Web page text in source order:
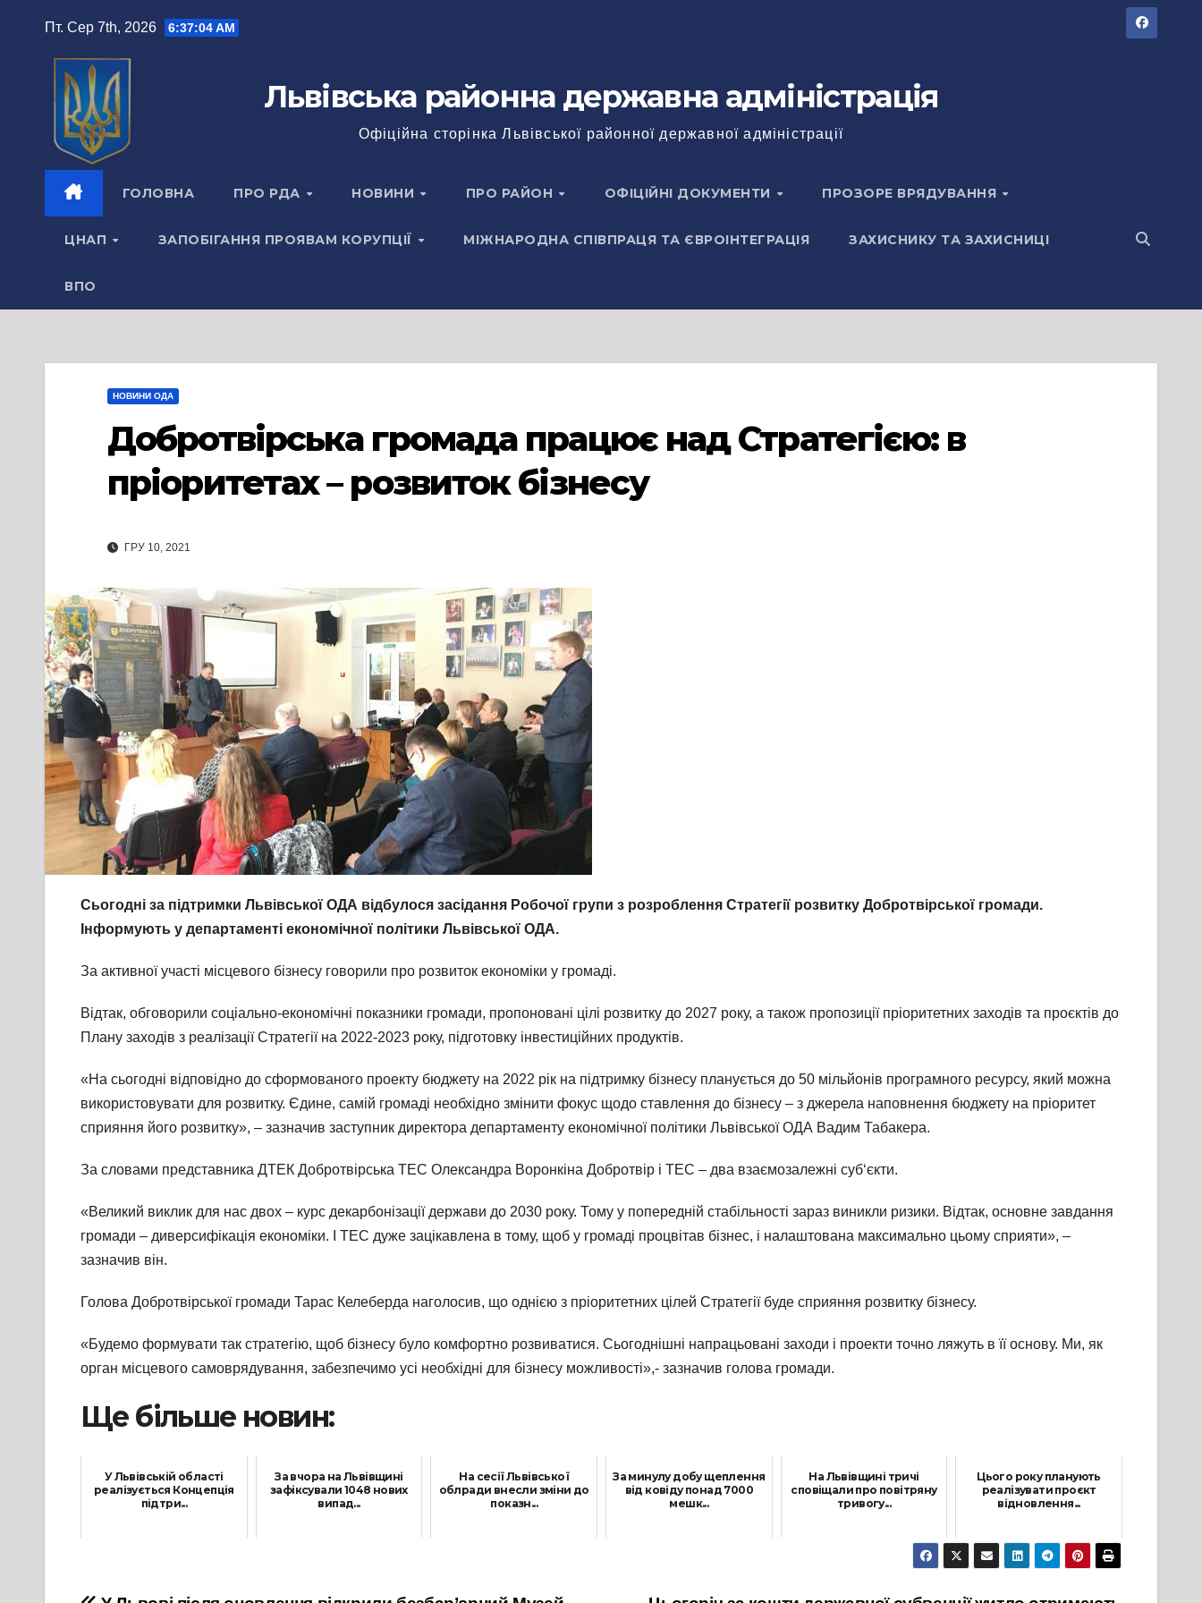
Пт. Сер 7th, 2026 6:37:04 AM
Львівська районна державна адміністрація
Офіційна сторінка Львівської районної державної адміністрації
ГОЛОВНА ПРО РДА НОВИНИ ПРО РАЙОН ОФІЦІЙНІ ДОКУМЕНТИ ПРОЗОРЕ ВРЯДУВАННЯ
ЦНАП ЗАПОБІГАННЯ ПРОЯВАМ КОРУПЦІЇ МІЖНАРОДНА СПІВПРАЦЯ ТА ЄВРОІНТЕГРАЦІЯ ЗАХИСНИКУ ТА ЗАХИСНИЦІ
ВПО
НОВИНИ ОДА
Добротвірська громада працює над Стратегією: в
пріоритетах – розвиток бізнесу
ГРУ 10, 2021
Сьогодні за підтримки Львівської ОДА відбулося засідання Робочої групи з розроблення Стратегії розвитку Добротвірської громади.
Інформують у департаменті економічної політики Львівської ОДА.
За активної участі місцевого бізнесу говорили про розвиток економіки у громаді.
Відтак, обговорили соціально-економічні показники громади, пропоновані цілі розвитку до 2027 року, а також пропозиції пріоритетних заходів та проєктів до
Плану заходів з реалізації Стратегії на 2022-2023 року, підготовку інвестиційних продуктів.
«На сьогодні відповідно до сформованого проекту бюджету на 2022 рік на підтримку бізнесу планується до 50 мільйонів програмного ресурсу, який можна
використовувати для розвитку. Єдине, самій громаді необхідно змінити фокус щодо ставлення до бізнесу – з джерела наповнення бюджету на пріоритет
сприяння його розвитку», – зазначив заступник директора департаменту економічної політики Львівської ОДА Вадим Табакера.
За словами представника ДТЕК Добротвірська ТЕС Олександра Воронкіна Добротвір і ТЕС – два взаємозалежні суб‘єкти.
«Великий виклик для нас двох – курс декарбонізації держави до 2030 року. Тому у попередній стабільності зараз виникли ризики. Відтак, основне завдання
громади – диверсифікація економіки. І ТЕС дуже зацікавлена в тому, щоб у громаді процвітав бізнес, і налаштована максимально цьому сприяти», –
зазначив він.
Голова Добротвірської громади Тарас Келеберда наголосив, що однією з пріоритетних цілей Стратегії буде сприяння розвитку бізнесу.
«Будемо формувати так стратегію, щоб бізнесу було комфортно розвиватися. Сьогоднішні напрацьовані заходи і проекти точно ляжуть в її основу. Ми, як
орган місцевого самоврядування, забезпечимо усі необхідні для бізнесу можливості»,- зазначив голова громади.
Ще більше новин:
У Львівській області
реалізується Концепція
підтри...
За вчора на Львівщині
зафіксували 1048 нових
випад...
На сесії Львівської
облради внесли зміни до
показн...
За минулу добу щеплення
від ковіду понад 7000
мешк...
На Львівщині тричі
сповіщали про повітряну
тривогу...
Цього року планують
реалізувати проєкт
відновлення...
7 Лютого, 2022